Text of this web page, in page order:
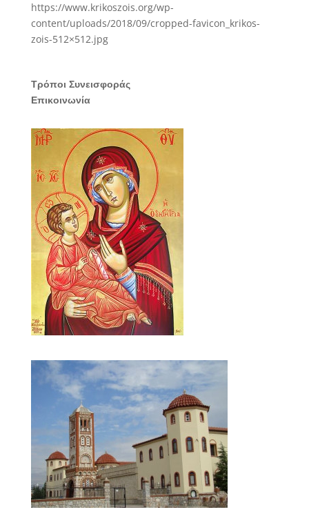
https://www.krikoszois.org/wp-
content/uploads/2018/09/cropped-favicon_krikos-
zois-512×512.jpg
Τρόποι Συνεισφοράς
Επικοινωνία